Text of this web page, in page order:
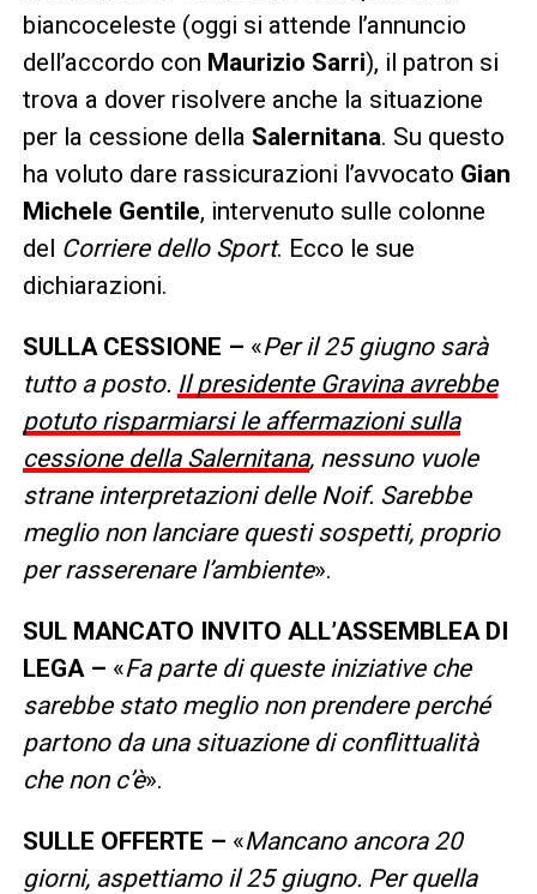
biancoceleste (oggi si attende l’annuncio
dell’accordo con Maurizio Sarri), il patron si
trova a dover risolvere anche la situazione
per la cessione della Salernitana. Su questo
ha voluto dare rassicurazioni l’avvocato Gian
Michele Gentile, intervenuto sulle colonne
del Corriere dello Sport. Ecco le sue
dichiarazioni.
SULLA CESSIONE – «Per il 25 giugno sarà
tutto a posto. Il presidente Gravina avrebbe
potuto risparmiarsi le affermazioni sulla
cessione della Salernitana, nessuno vuole
strane interpretazioni delle Noif. Sarebbe
meglio non lanciare questi sospetti, proprio
per rasserenare l’ambiente».
SUL MANCATO INVITO ALL’ASSEMBLEA DI
LEGA – «Fa parte di queste iniziative che
sarebbe stato meglio non prendere perché
partono da una situazione di conflittualità
che non c’è».
SULLE OFFERTE – «Mancano ancora 20
giorni, aspettiamo il 25 giugno. Per quella